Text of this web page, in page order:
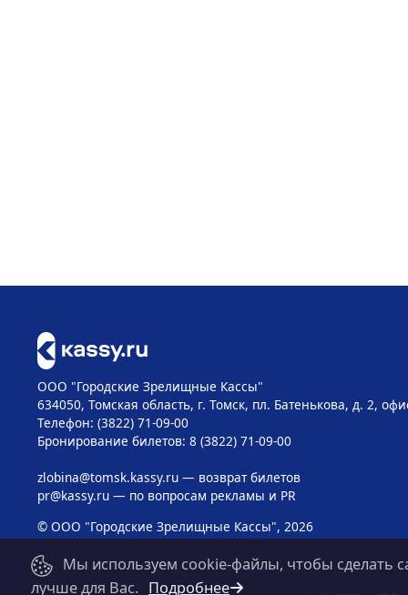
ООО "Городские Зрелищные Кассы"
634050, Томская область, г. Томск, пл. Батенькова, д. 2,
Телефон: (3822) 71-09-00
Бронирование билетов: 8 (3822) 71-09-00
zlobina@tomsk.kassy.ru— возврат билетов
pr@kassy.ru— по вопросам рекламы и PR
© ООО "Городские Зрелищные Кассы", 2026
Мы используем cookie-файлы, чтобы сделать
лучше для Вас. Подробнее